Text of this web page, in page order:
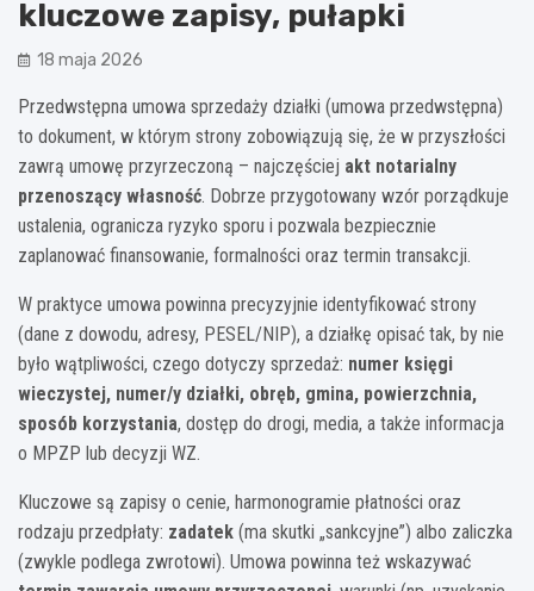
kluczowe zapisy, pułapki
18 maja 2026
Przedwstępna umowa sprzedaży działki (umowa przedwstępna)
to dokument, w którym strony zobowiązują się, że w przyszłości
zawrą umowę przyrzeczoną – najczęściej akt notarialny
przenoszący własność. Dobrze przygotowany wzór porządkuje
ustalenia, ogranicza ryzyko sporu i pozwala bezpiecznie
zaplanować finansowanie, formalności oraz termin transakcji.
W praktyce umowa powinna precyzyjnie identyfikować strony
(dane z dowodu, adresy, PESEL/NIP), a działkę opisać tak, by nie
było wątpliwości, czego dotyczy sprzedaż: numer księgi
wieczystej, numer/y działki, obręb, gmina, powierzchnia,
sposób korzystania, dostęp do drogi, media, a także informacja
o MPZP lub decyzji WZ.
Kluczowe są zapisy o cenie, harmonogramie płatności oraz
rodzaju przedpłaty: zadatek (ma skutki „sankcyjne”) albo zaliczka
(zwykle podlega zwrotowi). Umowa powinna też wskazywać